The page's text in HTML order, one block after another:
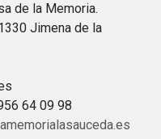
de la Memoria.
Jimena de la
64 09 98